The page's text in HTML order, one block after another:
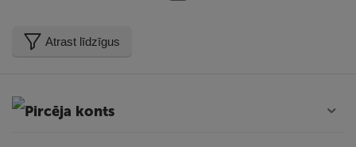
Atrast līdzīgus
Pircēja konts